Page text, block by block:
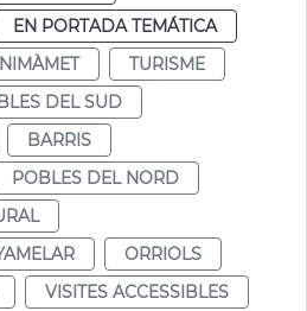
EN PORTADA TEMÁTICA
TURISME
DEL SUD
BARRIS
POBLES DEL NORD
ORRIOLS
VISITES ACCESSIBLES